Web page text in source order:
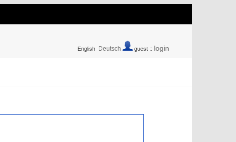
English Deutsch guest :: login